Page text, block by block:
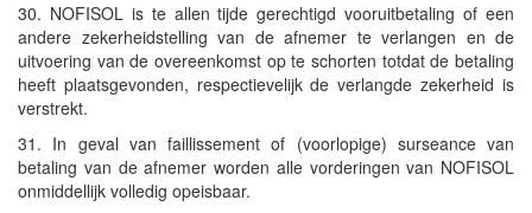
30. NOFISOL is te allen tijde gerechtigd vooruitbetaling of een
andere zekerheidstelling van de afnemer te verlangen en de
uitvoering van de overeenkomst op te schorten totdat de betaling
heeft plaatsgevonden, respectievelijk de verlangde zekerheid is
verstrekt.
31. In geval van faillissement of (voorlopige) surseance van
betaling van de afnemer worden alle vorderingen van NOFISOL
onmiddellijk volledig opeisbaar.